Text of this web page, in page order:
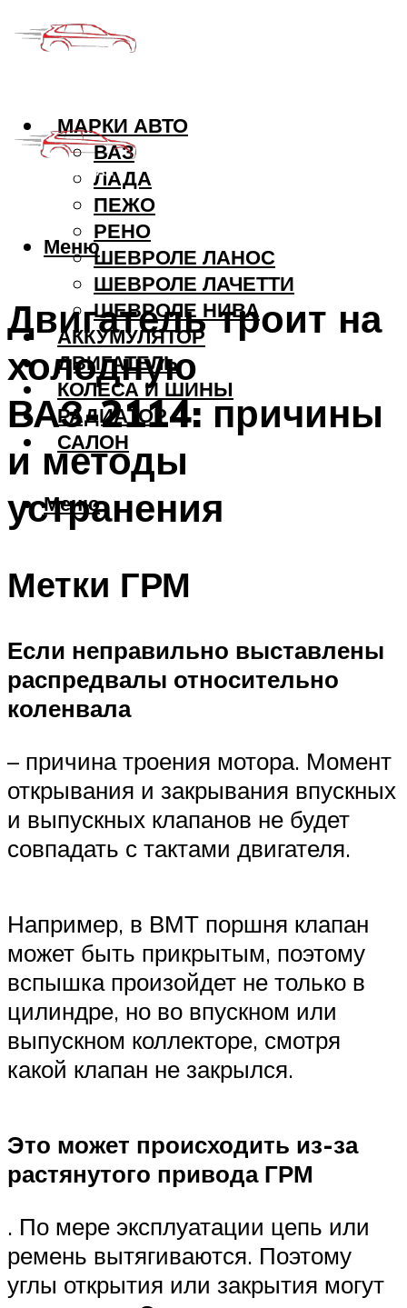
МАРКИ АВТО
ВАЗ
ЛАДА
ПЕЖО
РЕНО
ШЕВРОЛЕ ЛАНОС
ШЕВРОЛЕ ЛАЧЕТТИ
ШЕВРОЛЕ НИВА
АККУМУЛЯТОР
ДВИГАТЕЛЬ
КОЛЕСА И ШИНЫ
РАДИАТОР
САЛОН
Меню
Меню
Двигатель троит на
холодную
ВАЗ-2114: причины
и методы
устранения
Метки ГРМ
Если неправильно выставлены
распредвалы относительно
коленвала
– причина троения мотора. Момент
открывания и закрывания впускных
и выпускных клапанов не будет
совпадать с тактами двигателя.
Например, в ВМТ поршня клапан
может быть прикрытым, поэтому
вспышка произойдет не только в
цилиндре, но во впускном или
выпускном коллекторе, смотря
какой клапан не закрылся.
Это может происходить из-за
растянутого привода ГРМ
. По мере эксплуатации цепь или
ремень вытягиваются. Поэтому
углы открытия или закрытия могут